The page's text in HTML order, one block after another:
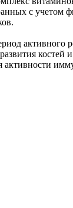
с учетом
активного
костей
активности